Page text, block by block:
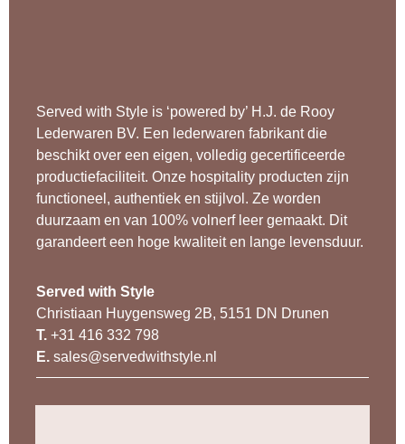
Served with Style is ‘powered by’ H.J. de Rooy
Lederwaren BV. Een lederwaren fabrikant die
beschikt over een eigen, volledig gecertificeerde
productiefaciliteit. Onze hospitality producten zijn
functioneel, authentiek en stijlvol. Ze worden
duurzaam en van 100% volnerf leer gemaakt. Dit
garandeert een hoge kwaliteit en lange levensduur.
Served with Style
Christiaan Huygensweg 2B, 5151 DN Drunen
T. +31 416 332 798
E. sales@servedwithstyle.nl